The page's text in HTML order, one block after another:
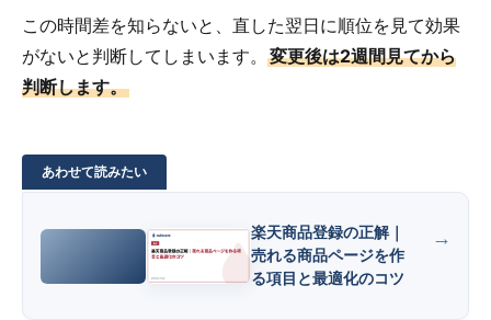
この時間差を知らないと、直した翌日に順位を見て効果
がないと判断してしまいます。 変更後は2週間見てから
判断します。
楽天商品登録の正解｜
売れる商品ページを作
る項目と最適化のコツ